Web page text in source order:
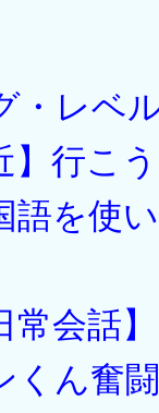
・レベ
】行こ
語を
常会話
くん奮